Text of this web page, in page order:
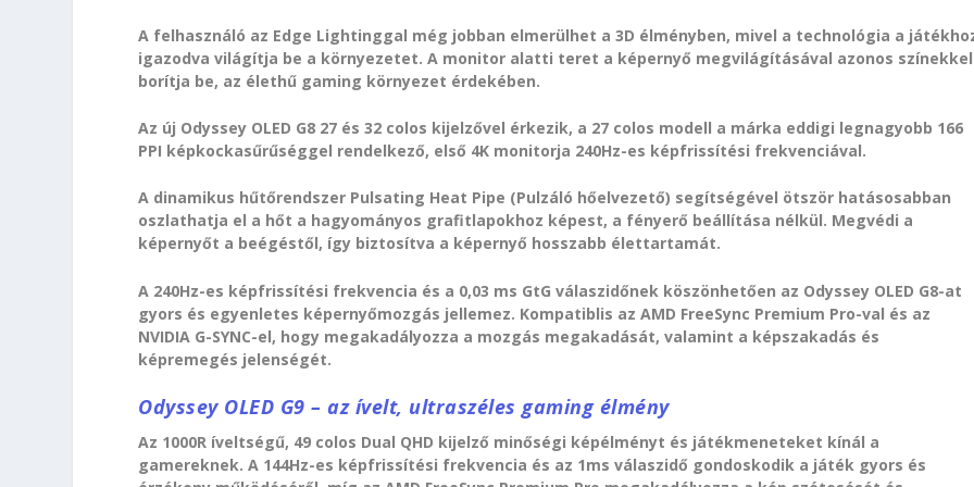
A felhasználó az Edge Lightinggal még jobban elmerülhet a 3D élményben, mivel a technológia a
igazodva világítja be a környezetet. A monitor alatti teret a képernyő megvilágításával azonos színekkel
borítja be, az élethű gaming környezet érdekében.
Az új Odyssey OLED G8 27 és 32 colos kijelzővel érkezik, a 27 colos modell a márka eddigi legnagyobb 166
PPI képkockasűrűséggel rendelkező, első 4K monitorja 240Hz-es képfrissítési frekvenciával.
A dinamikus hűtőrendszer Pulsating Heat Pipe (Pulzáló hőelvezető) segítségével ötször hatásosabban
oszlathatja el a hőt a hagyományos grafitlapokhoz képest, a fényerő beállítása nélkül. Megvédi a
képernyőt a beégéstől, így biztosítva a képernyő hosszabb élettartamát.
A 240Hz-es képfrissítési frekvencia és a 0,03 ms GtG válaszidőnek köszönhetően az Odyssey OLED G8-at
gyors és egyenletes képernyőmozgás jellemez. Kompatiblis az AMD FreeSync Premium Pro-val és az
NVIDIA G-SYNC-el, hogy megakadályozza a mozgás megakadását, valamint a képszakadás és
képremegés jelenségét.
Odyssey OLED G9 – az ívelt, ultraszéles gaming élmény
Az 1000R íveltségű, 49 colos Dual QHD kijelző minőségi képélményt és játékmeneteket kínál a
gamereknek. A 144Hz-es képfrissítési frekvencia és az 1ms válaszidő gondoskodik a játék gyors és